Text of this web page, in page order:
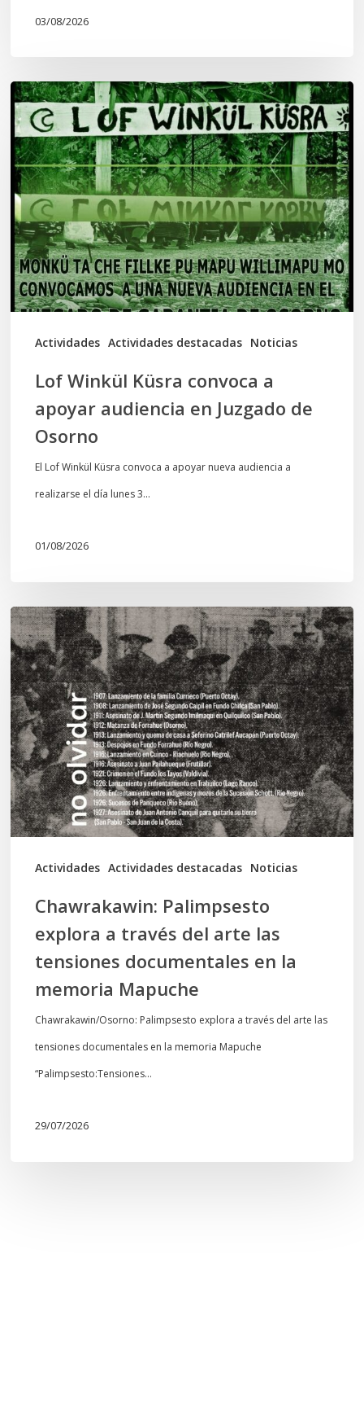
03/08/2026
Actividades Actividades destacadas Noticias
Lof
Winkül
Küsra
convoca
a
apoyar
audiencia
en
Juzgado
Lof Winkül Küsra convoca a
apoyar audiencia en Juzgado de
Osorno
El Lof Winkül Küsra convoca a apoyar nueva audiencia a
realizarse el día lunes 3…
01/08/2026
Actividades Actividades destacadas Noticias
Chawrakawin:
Palimpsesto
explora
a
través
del
arte
las
tensiones
documentales
memoria
Mapuche
Chawrakawin: Palimpsesto
explora a través del arte las
tensiones documentales en la
memoria Mapuche
Chawrakawin/Osorno: Palimpsesto explora a través del arte las
tensiones documentales en la memoria Mapuche
“Palimpsesto:Tensiones…
29/07/2026